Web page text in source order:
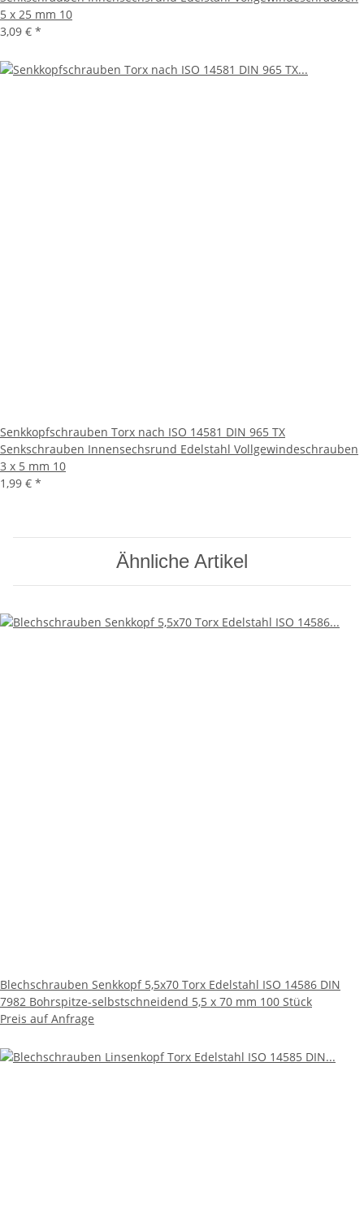
5 x 25 mm 10
3,09 € *
Senkkopfschrauben Torx nach ISO 14581 DIN 965 TX
Senkschrauben Innensechsrund Edelstahl Vollgewindeschrauben
3 x 5 mm 10
1,99 € *
Ähnliche Artikel
Blechschrauben Senkkopf 5,5x70 Torx Edelstahl ISO 14586 DIN
7982 Bohrspitze-selbstschneidend 5,5 x 70 mm 100 Stück
Preis auf Anfrage